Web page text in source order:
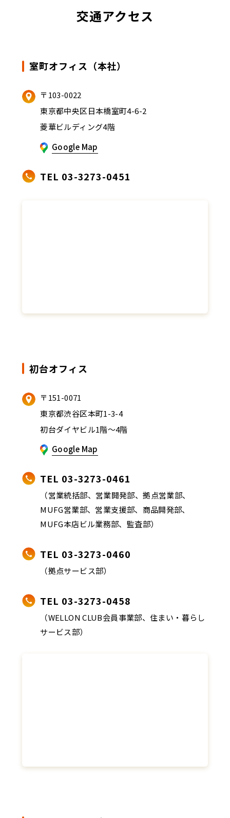
交通アクセス
室町オフィス（本社）
〒103-0022
東京都中央区日本橋室町4-6-2
菱華ビルディング4階
Google Map
TEL 03-3273-0451
初台オフィス
〒151-0071
東京都渋谷区本町1-3-4
初台ダイヤビル1階～4階
Google Map
TEL 03-3273-0461
（営業統括部、営業開発部、拠点営業部、
MUFG営業部、営業支援部、商品開発部、
MUFG本店ビル業務部、監査部）
TEL 03-3273-0460
（拠点サービス部）
TEL 03-3273-0458
（WELLON CLUB会員事業部、住まい・暮らし
サービス部）